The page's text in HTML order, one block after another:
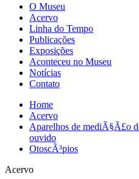
O Museu
Acervo
Linha do Tempo
Publicações
Exposições
Aconteceu no Museu
Notícias
Contato
Home
Acervo
Aparelhos de mediÃ§Ã£o
ouvido
OtoscÃ³pios
Acervo